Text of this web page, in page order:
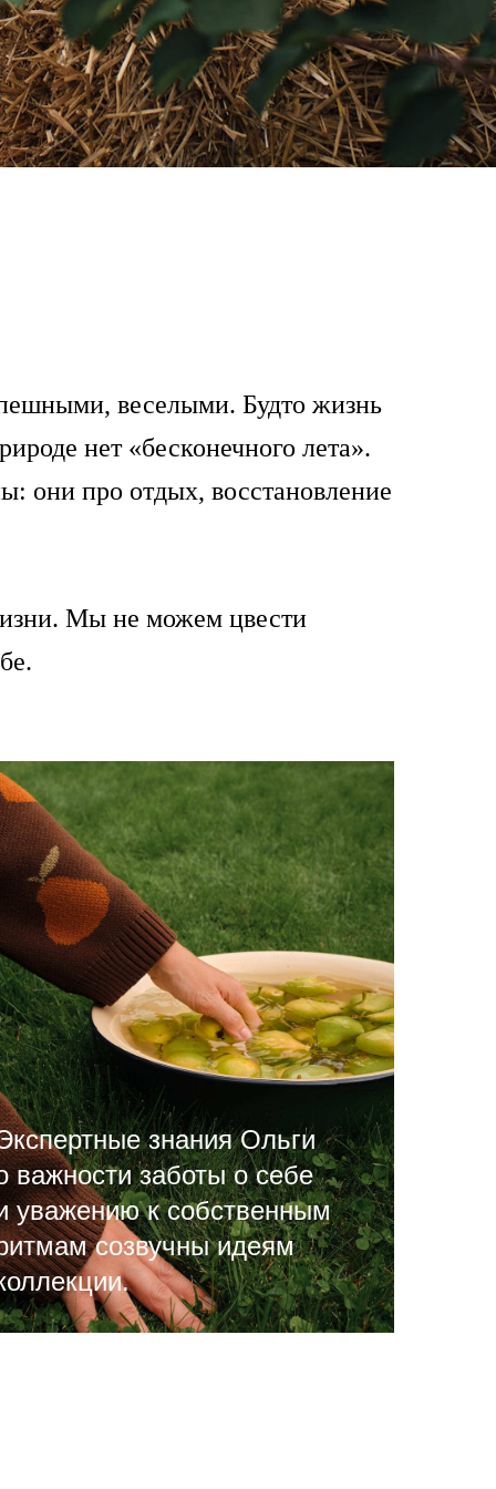
веселыми. Будто жизнь
нет «бесконечного лета».
они про отдых, восстановление
Мы не можем цвести
знания Ольги
важности заботы о себе
уважению к собственным
созвучны идеям